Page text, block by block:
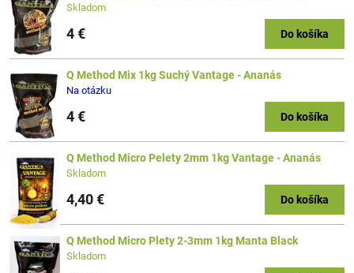
Skladom
4 € Do košíka
Q Method Mix 1kg Suchý Vantage - Ananás
Na otázku
4 € Do košíka
Q Method Micro Pelety 2mm 1kg Vantage - Ananás
Skladom
4,40 € Do košíka
Q Method Micro Plety 2-3mm 1kg Manta Black
Skladom